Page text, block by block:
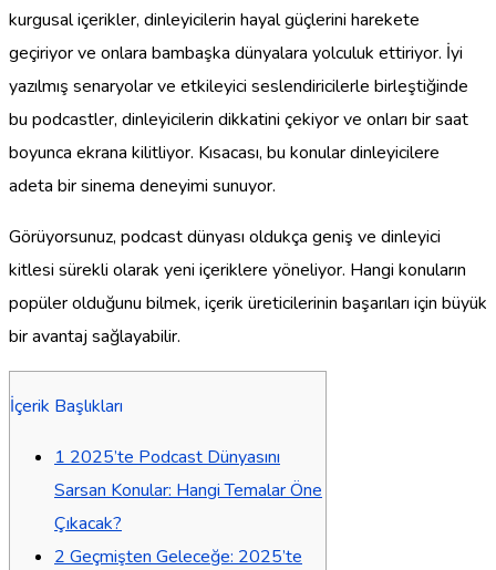
kurgusal içerikler, dinleyicilerin hayal güçlerini harekete
geçiriyor ve onlara bambaşka dünyalara yolculuk ettiriyor. İyi
yazılmış senaryolar ve etkileyici seslendiricilerle birleştiğinde
bu podcastler, dinleyicilerin dikkatini çekiyor ve onları bir saat
boyunca ekrana kilitliyor. Kısacası, bu konular dinleyicilere
adeta bir sinema deneyimi sunuyor.
Görüyorsunuz, podcast dünyası oldukça geniş ve dinleyici
kitlesi sürekli olarak yeni içeriklere yöneliyor. Hangi konuların
popüler olduğunu bilmek, içerik üreticilerinin başarıları için büyük
bir avantaj sağlayabilir.
İçerik Başlıkları
1 2025’te Podcast Dünyasını
Sarsan Konular: Hangi Temalar Öne
Çıkacak?
2 Geçmişten Geleceğe: 2025’te